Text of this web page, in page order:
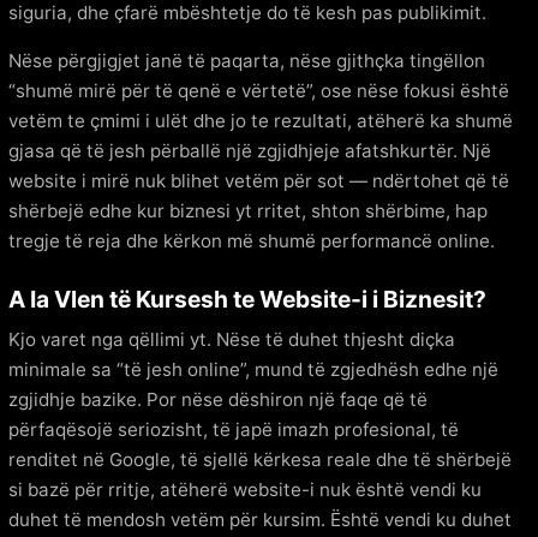
siguria, dhe çfarë mbështetje do të kesh pas publikimit.
Nëse përgjigjet janë të paqarta, nëse gjithçka tingëllon
“shumë mirë për të qenë e vërtetë”, ose nëse fokusi është
vetëm te çmimi i ulët dhe jo te rezultati, atëherë ka shumë
gjasa që të jesh përballë një zgjidhjeje afatshkurtër. Një
website i mirë nuk blihet vetëm për sot — ndërtohet që të
shërbejë edhe kur biznesi yt rritet, shton shërbime, hap
tregje të reja dhe kërkon më shumë performancë online.
A Ia Vlen të Kursesh te Website-i i Biznesit?
Kjo varet nga qëllimi yt. Nëse të duhet thjesht diçka
minimale sa “të jesh online”, mund të zgjedhësh edhe një
zgjidhje bazike. Por nëse dëshiron një faqe që të
përfaqësojë seriozisht, të japë imazh profesional, të
renditet në Google, të sjellë kërkesa reale dhe të shërbejë
si bazë për rritje, atëherë website-i nuk është vendi ku
duhet të mendosh vetëm për kursim. Është vendi ku duhet